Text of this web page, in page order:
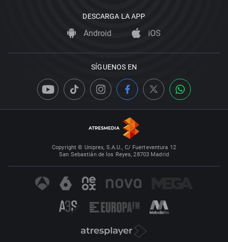
DESCARGA LA APP
Android iOS
SÍGUENOS EN
Copyright © Uniprex, S.A.U., C/ Fuerteventura 12
San Sebastián de los Reyes, 28703 Madrid